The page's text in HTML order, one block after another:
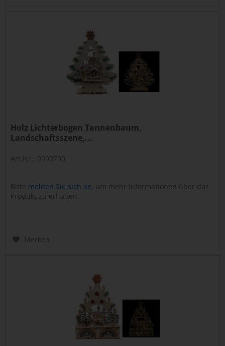
Holz Lichterbogen Tannenbaum,
Landschaftsszene,...
Art.Nr.: 0990790
Bitte melden Sie sich an, um mehr Informationen über das
Produkt zu erhalten.
Merken